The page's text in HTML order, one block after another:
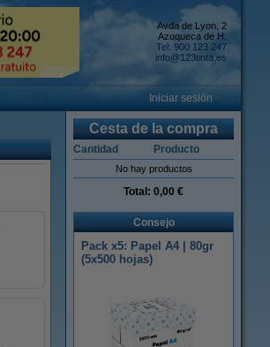
Avda de Lyon, 2
Azuqueca de H.
Tel: 900 123 247
info@123tinta.es
Iniciar sesión
Cesta de la compra
Cantidad Producto
No hay productos
Total: 0,00 €
Consejo
Pack x5: Papel A4 | 80gr
(5x500 hojas)